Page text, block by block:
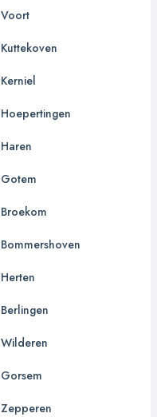
Voort
Kuttekoven
Kerniel
Hoepertingen
Haren
Gotem
Broekom
Bommershoven
Herten
Berlingen
Wilderen
Gorsem
Zepperen